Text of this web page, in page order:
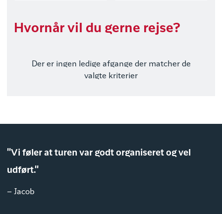
Hvornår vil du gerne rejse?
Der er ingen ledige afgange der matcher de
valgte kriterier
"Vi føler at turen var godt organiseret og vel
udført."
– Jacob